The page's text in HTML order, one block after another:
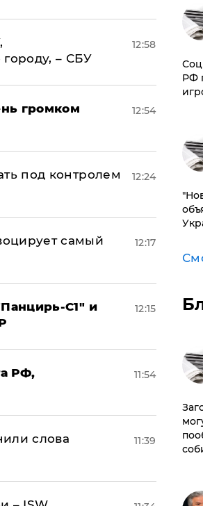
– СБУ
12:58
громком
12:54
под контролем
12:24
самый
12:17
С1" и
12:15
РФ,
11:54
слова
11:39
РФ